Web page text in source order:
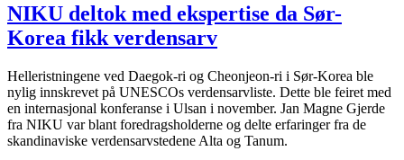
NIKU deltok med ekspertise da Sør-
Korea fikk verdensarv
Helleristningene ved Daegok-ri og Cheonjeon-ri i Sør-Korea ble
nylig innskrevet på UNESCOs verdensarvliste. Dette ble feiret med
en internasjonal konferanse i Ulsan i november. Jan Magne Gjerde
fra NIKU var blant foredragsholderne og delte erfaringer fra de
skandinaviske verdensarvstedene Alta og Tanum.